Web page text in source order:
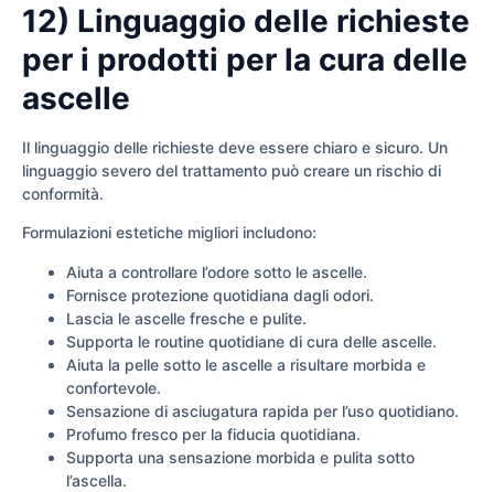
12) Linguaggio delle richieste
per i prodotti per la cura delle
ascelle
Il linguaggio delle richieste deve essere chiaro e sicuro. Un
linguaggio severo del trattamento può creare un rischio di
conformità.
Formulazioni estetiche migliori includono:
Aiuta a controllare l’odore sotto le ascelle.
Fornisce protezione quotidiana dagli odori.
Lascia le ascelle fresche e pulite.
Supporta le routine quotidiane di cura delle ascelle.
Aiuta la pelle sotto le ascelle a risultare morbida e
confortevole.
Sensazione di asciugatura rapida per l’uso quotidiano.
Profumo fresco per la fiducia quotidiana.
Supporta una sensazione morbida e pulita sotto
l’ascella.